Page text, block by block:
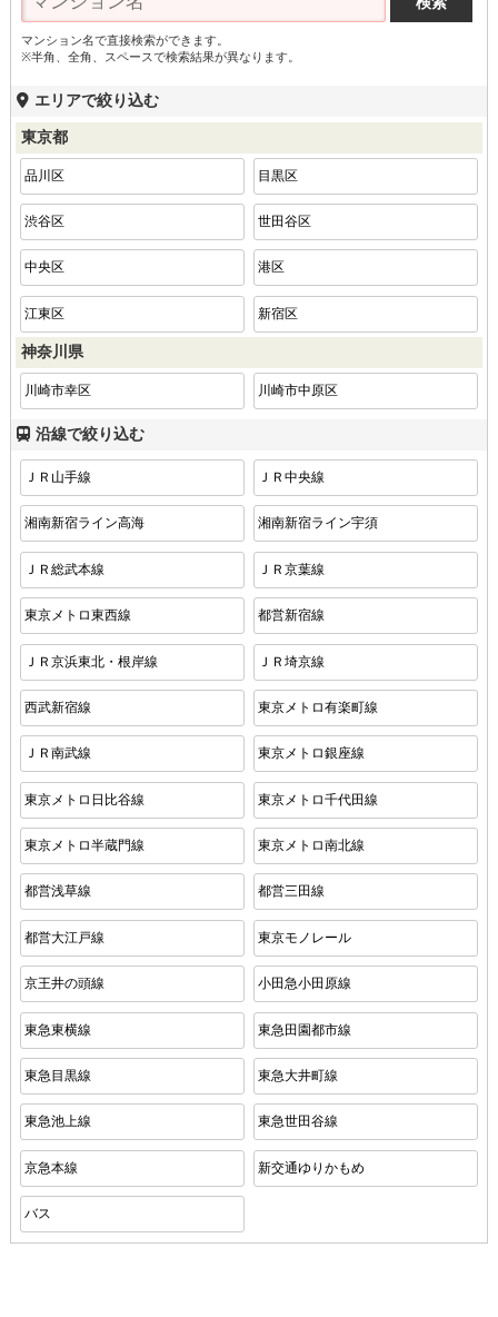
マンション名で直接検索ができます。
※半角、全角、スペースで検索結果が異なります。
エリアで絞り込む
東京都
品川区 目黒区
渋谷区 世田谷区
中央区 港区
江東区 新宿区
神奈川県
川崎市幸区 川崎市中原区
沿線で絞り込む
ＪＲ山手線 ＪＲ中央線
湘南新宿ライン高海 湘南新宿ライン宇須
ＪＲ総武本線 ＪＲ京葉線
東京メトロ東西線 都営新宿線
ＪＲ京浜東北・根岸線 ＪＲ埼京線
西武新宿線 東京メトロ有楽町線
ＪＲ南武線 東京メトロ銀座線
東京メトロ日比谷線 東京メトロ千代田線
東京メトロ半蔵門線 東京メトロ南北線
都営浅草線 都営三田線
都営大江戸線 東京モノレール
京王井の頭線 小田急小田原線
東急東横線 東急田園都市線
東急目黒線 東急大井町線
東急池上線 東急世田谷線
京急本線 新交通ゆりかもめ
バス